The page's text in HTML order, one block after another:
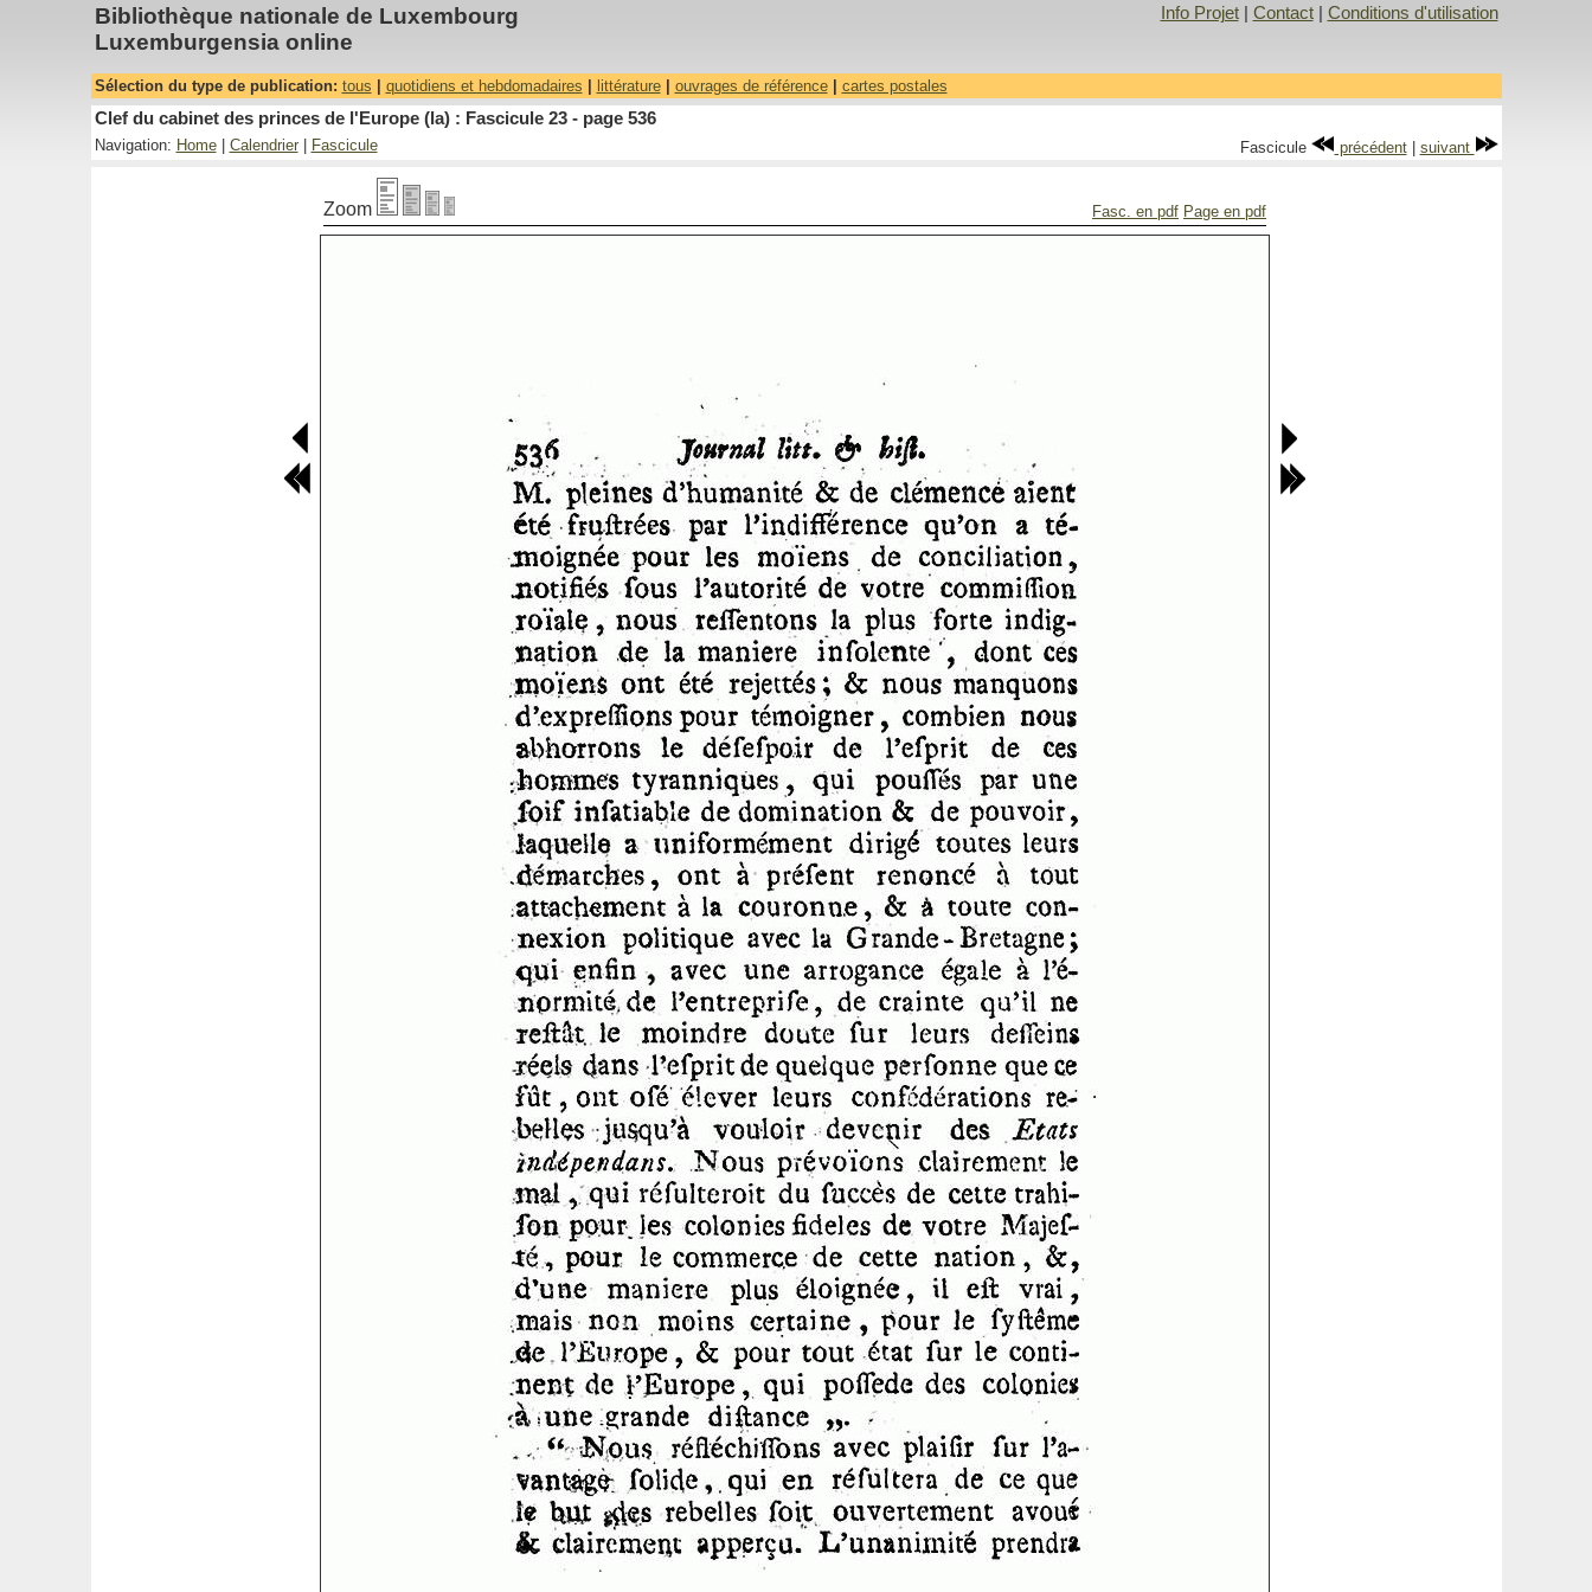
Bibliothèque nationale de Luxembourg
Luxemburgensia online
Info Projet| Contact| Conditions d'utilisation
Sélection du type de publication: tous quotidiens et hebdomadaires littérature| ouvrages de référence| cartes postales
Clef du cabinet des princes de l'Europe (la) : Fascicule 23 - page 536
Navigation: Home| Calendrier| Fascicule Fascicule précédent| suivant
Zoom Fasc. en pdf Page en pdf